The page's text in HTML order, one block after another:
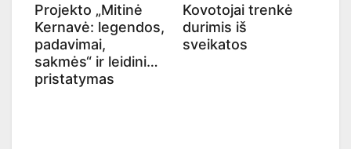
Projekto „Mitinė
Kernavė: legendos,
padavimai,
sakmės“ ir leidinio
pristatymas
Kovotojai trenkė
durimis iš
sveikatos